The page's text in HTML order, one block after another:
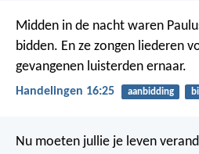
Midden in de nacht waren
bidden. En ze zongen liederen
gevangenen luisterden ernaar.
Handelingen 16:25 aanbidding
Nu moeten jullie je leven